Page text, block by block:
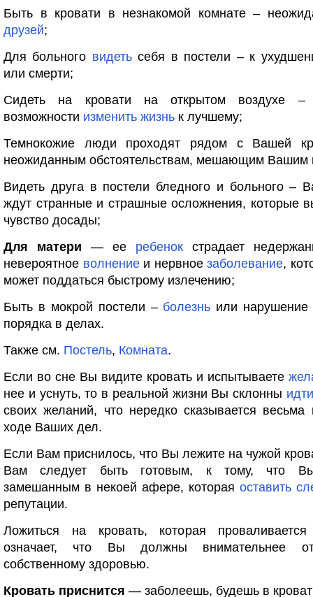
Быть в кровати в незнакомой комнате –
друзей;
Для больного видетьсебя в постели – к
или смерти;
Сидеть на кровати на открытом воздухе –
возможности изменить жизнь к лучшему;
Темнокожие люди проходят рядом с Вашей
неожиданным обстоятельствам, мешающим Вашим
Видеть друга в постели бледного и больного –
ждут странные и страшные осложнения, которые
чувство досады;
Для матери — ее ребенок страдает
невероятное волнениеи нервноезаболевание,
может поддаться быстрому излечению;
Быть в мокрой постели – болезнь или нарушение
порядка в делах.
Также см. Постель, Комната.
Если во сне Вы видите кровать и испытываете
нее и уснуть, то в реальной жизни Вы склонны идти
своих желаний, что нередко сказывается весьма
ходе Ваших дел.
Если Вам приснилось, что Вы лежите на чужой
Вам следует быть готовым, к тому, что Вы
замешанным в некоей афере, которая оставить
репутации.
Ложиться на кровать, которая
означает, что Вы должны внимательнее
собственному здоровью.
Кровать приснится — заболеешь, будешь в